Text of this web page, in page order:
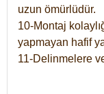
uzun ömürlüdür.
10-Montaj
yapmayan hafif
11-Delinmelere